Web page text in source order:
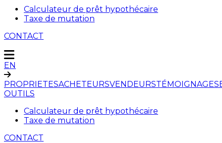
Calculateur de prêt hypothécaire
Taxe de mutation
CONTACT
EN
PROPRIETESACHETEURSVENDEURSTÉMOIGNAGES
OUTILS
Calculateur de prêt hypothécaire
Taxe de mutation
CONTACT